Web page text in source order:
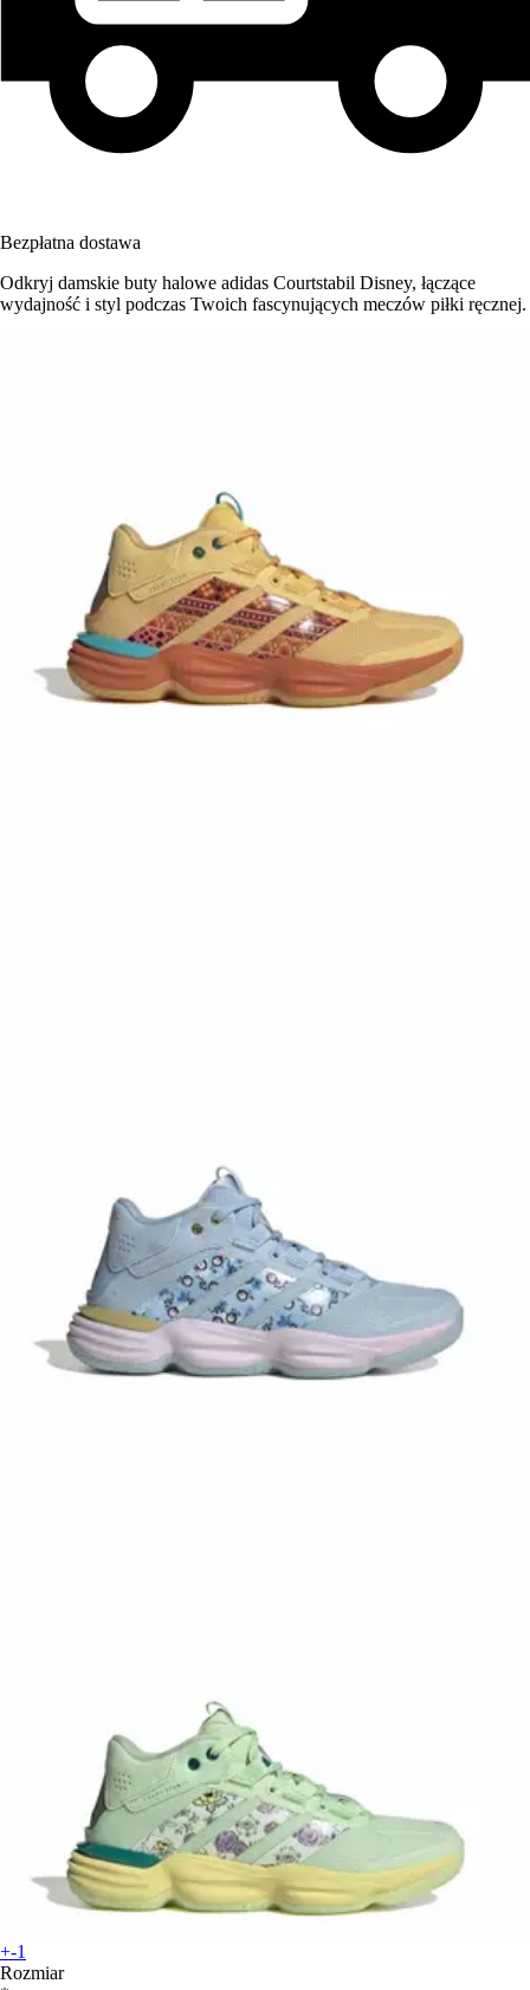
Bezpłatna dostawa
Odkryj damskie buty halowe adidas Courtstabil Disney, łączące
wydajność i styl podczas Twoich fascynujących meczów piłki ręcznej.
+-1
Rozmiar